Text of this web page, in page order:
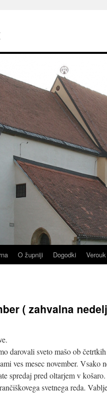
O župniji Dogodki Verouk
( zahvalna
darovali sveto mašo ob
ves mesec november. Vsako
spredaj pred oltarjem v košaro.
svetnega reda.